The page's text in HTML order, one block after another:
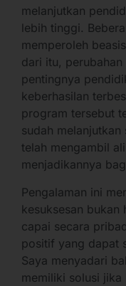
melanjutkan
lebih tinggi.
memperoleh
dari itu,
pentingnya
keberhasilan
program tersebut
sudah
telah mengambil
menjadikannya
Pengalaman ini
kesuksesan bukan
capai secara
positif yang dapat
Saya menyadari
memiliki solusi jika